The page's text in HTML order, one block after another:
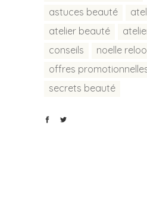
astuces beauté
atelier beauté
conseils
noelle
offres
secrets beauté